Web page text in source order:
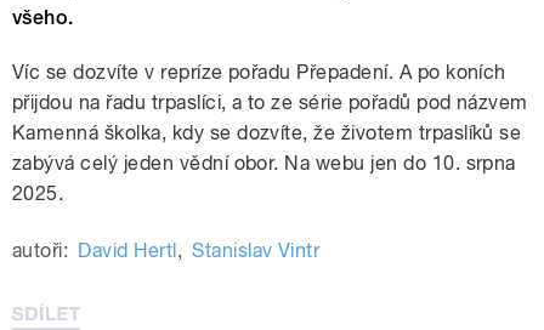
všeho.
Víc se dozvíte v repríze pořadu Přepadení. A po koních
přijdou na řadu trpaslíci, a to ze série pořadů pod názvem
Kamenná školka, kdy se dozvíte, že životem trpaslíků se
zabývá celý jeden vědní obor. Na webu jen do 10. srpna
2025.
autoři: David Hertl, Stanislav Vintr